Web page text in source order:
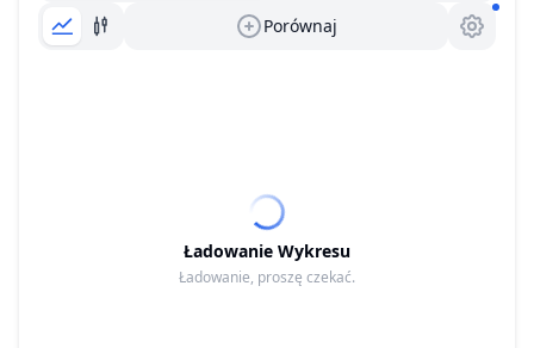
Porównaj
Ładowanie Wykresu
Ładowanie, proszę czekać.